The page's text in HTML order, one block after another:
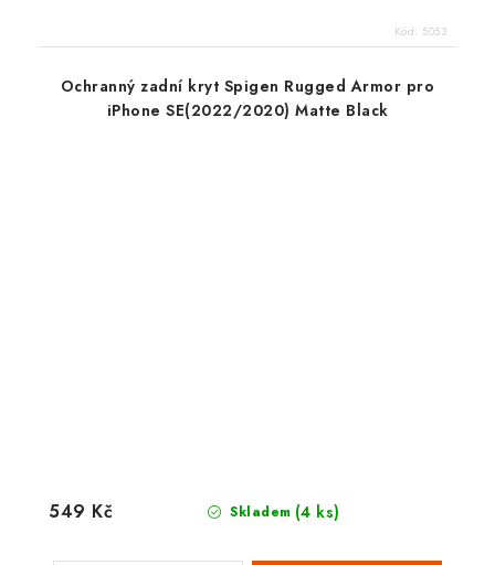
Kód: 5053
Ochranný zadní kryt Spigen Rugged Armor pro
iPhone SE(2022/2020) Matte Black
Skladem (4 ks)
549 Kč